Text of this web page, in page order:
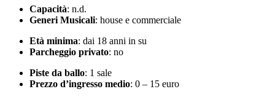
Capacità: n.d.
Generi Musicali: house e commerciale
Età minima: dai 18 anni in su
Parcheggio privato: no
Piste da ballo: 1 sale
Prezzo d’ingresso medio: 0 – 15 euro